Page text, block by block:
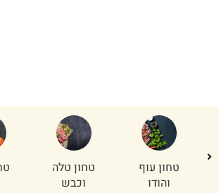
טחון עוף
והודו
טחון טלה
וכבש